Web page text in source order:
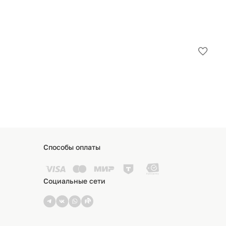
Способы оплаты
Социальные сети